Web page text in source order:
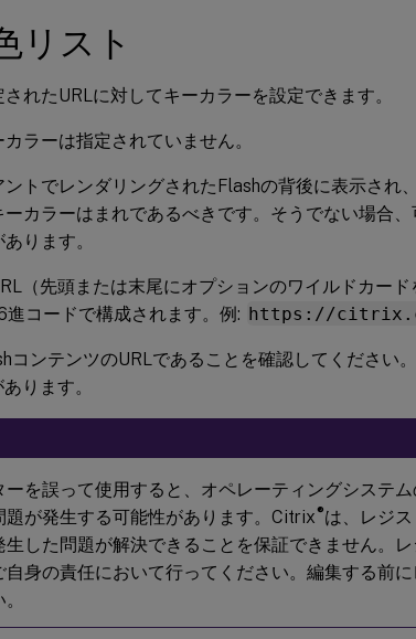
リスト
れたURLに対してキーカラーを設定できます。
ラーは指定されていません。
トでレンダリングされたFlashの背後に表示され
カラーはまれであるべきです。そうでない場合
ります。
（先頭または末尾にオプションのワイルドカー
進コードで構成されます。例: https://
コンテンツのURLであることを確認してください
ります。
ーを誤って使用すると、オペレーティングシステ
題が発生する可能性があります。Citrix®は、レジ
生した問題が解決できることを保証できません。
身の責任において行ってください。編集する前